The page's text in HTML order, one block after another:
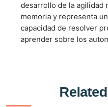
desarrollo de la agilidad
memoria y representa
capacidad de resolver
aprender sobre los